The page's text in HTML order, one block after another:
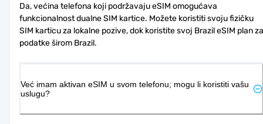
Da, većina telefona koji podržavaju eSIM omogućava
funkcionalnost dualne SIM kartice. Možete koristiti svoju fizičku
SIM karticu za lokalne pozive, dok koristite svoj Brazil eSIM plan za
podatke širom Brazil.
Već imam aktivan eSIM u svom telefonu; mogu li koristiti vašu
uslugu?